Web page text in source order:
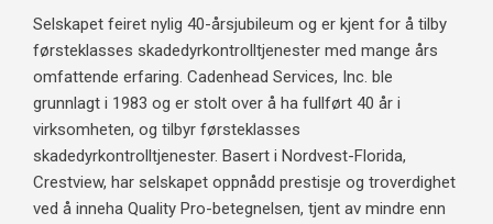
Selskapet feiret nylig 40-årsjubileum og er kjent for å tilby
førsteklasses skadedyrkontrolltjenester med mange års
omfattende erfaring. Cadenhead Services, Inc. ble
grunnlagt i 1983 og er stolt over å ha fullført 40 år i
virksomheten, og tilbyr førsteklasses
skadedyrkontrolltjenester. Basert i Nordvest-Florida,
Crestview, har selskapet oppnådd prestisje og troverdighet
ved å inneha Quality Pro-betegnelsen, tjent av mindre enn